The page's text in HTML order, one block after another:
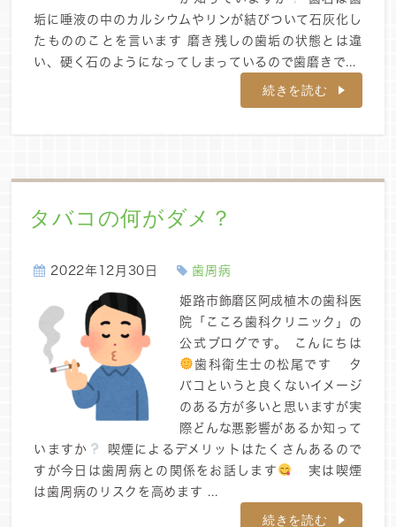
垢に唾液の中のカルシウムやリンが結びついて石灰化し
たもののことを言います 磨き残しの歯垢の状態とは違
い、硬く石のようになってしまっているので歯磨きで...
続きを読む
タバコの何がダメ？
2022年12月30日 歯周病
姫路市飾磨区阿成植木の歯科医
院「こころ歯科クリニック」の
公式ブログです。 こんにちは
歯科衛生士の松尾です タ
バコというと良くないイメージ
のある方が多いと思いますが実
際どんな悪影響があるか知って
いますか
喫煙によるデメリットはたくさんあるので
すが今日は歯周病との関係をお話します
実は喫煙
は歯周病のリスクを高めます...
続きを読む